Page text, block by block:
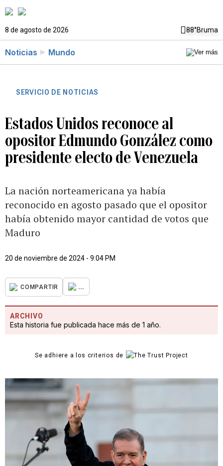
8 de agosto de 2026 88°Bruma
Noticias Mundo
SERVICIO DE NOTICIAS
Estados Unidos reconoce al
opositor Edmundo González como
presidente electo de Venezuela
La nación norteamericana ya había
reconocido en agosto pasado que el opositor
había obtenido mayor cantidad de votos que
Maduro
20 de noviembre de 2024 - 9:04 PM
COMPARTIR ...
ARCHIVO
Esta historia fue publicada hace más de 1 año.
Se adhiere a los criterios de